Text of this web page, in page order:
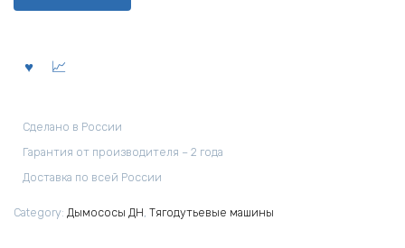
Сделано в России
Гарантия от производителя – 2 года
Доставка по всей России
Category: Дымососы ДН, Тягодутьевые машины